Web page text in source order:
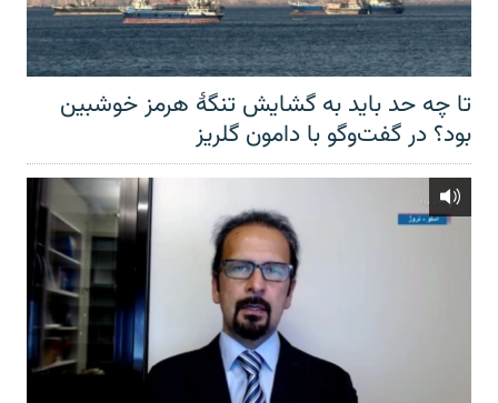
تا چه حد باید به گشایش تنگهٔ هرمز خوشبین
بود؟ در گفت‌وگو با دامون گلریز